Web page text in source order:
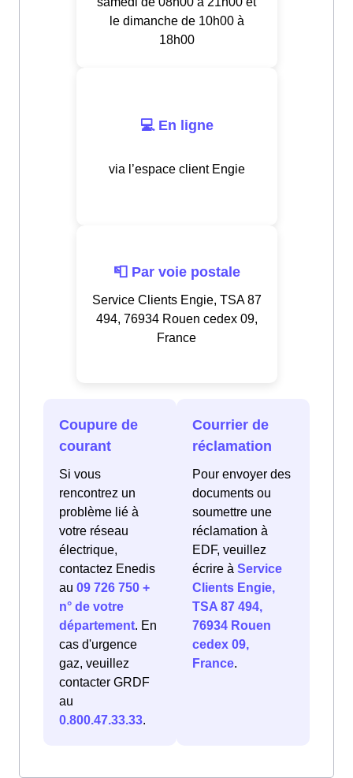
le dimanche de 10h00 à
18h00
💻 En ligne
via l’espace client Engie
📮 Par voie postale
Service Clients Engie, TSA 87
494, 76934 Rouen cedex 09,
France
Coupure de
courant
Si vous
rencontrez un
problème lié à
votre réseau
électrique,
contactez Enedis
au 09 726 750 +
n° de votre
département. En
cas d'urgence
gaz, veuillez
contacter GRDF
au
0.800.47.33.33.
Courrier de
réclamation
Pour envoyer des
documents ou
soumettre une
réclamation à
EDF, veuillez
écrire à Service
Clients Engie,
TSA 87 494,
76934 Rouen
cedex 09,
France.